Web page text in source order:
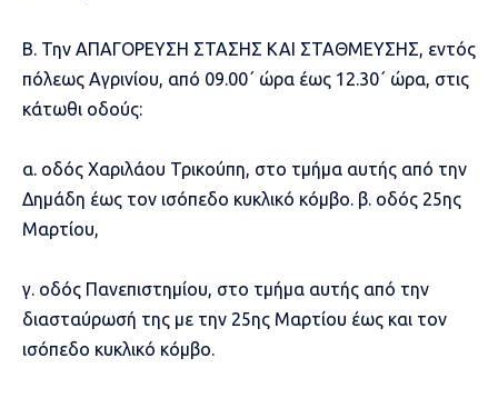
Β. Την ΑΠΑΓΟΡΕΥΣΗ ΣΤΑΣΗΣ ΚΑΙ ΣΤΑΘΜΕΥΣΗΣ, εντός
πόλεως Αγρινίου, από 09.00΄ ώρα έως 12.30΄ ώρα, στις
κάτωθι οδούς:
α. οδός Χαριλάου Τρικούπη, στο τμήμα αυτής από την
Δημάδη έως τον ισόπεδο κυκλικό κόμβο. β. οδός 25ης
Μαρτίου,
γ. οδός Πανεπιστημίου, στο τμήμα αυτής από την
διασταύρωσή της με την 25ης Μαρτίου έως και τον
ισόπεδο κυκλικό κόμβο.